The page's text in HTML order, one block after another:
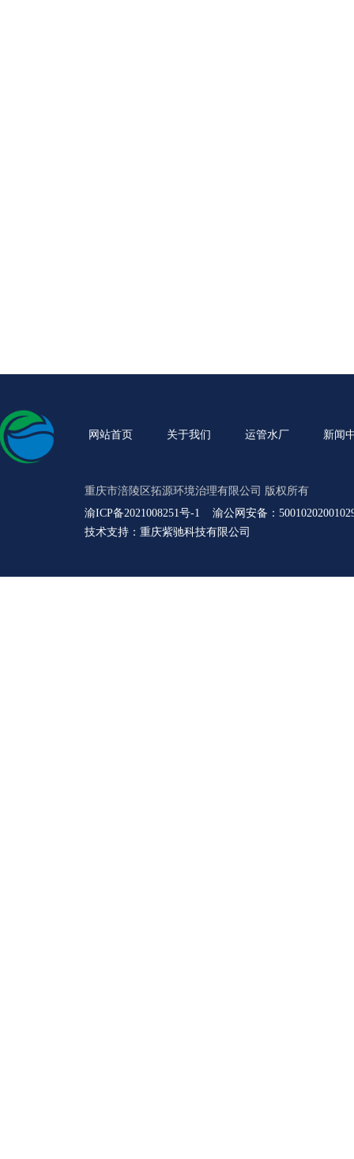
重庆市涪陵区拓源环境治理有限公司 版权所有
渝ICP备2021008251号-1
渝公网安备：
技术支持： 重庆紫驰科技有限公司
网站首页 关于我们 运管水厂 新闻